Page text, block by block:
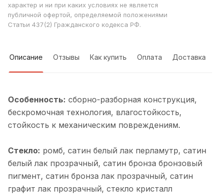
характер и ни при каких условиях не является
публичной офертой, определяемой положениями
Статьи 437(2) Гражданского кодекса РФ.
Описание Отзывы Как купить Оплата Доставка
Особенность: cборно-разборная конструкция,
бескромочная технология, влагостойкость,
стойкость к механическим повреждениям.
Стекло: ромб, cатин белый лак перламутр, cатин
белый лак прозрачный, cатин бронза бронзовый
пигмент, cатин бронза лак прозрачный, cатин
графит лак прозрачный, cтекло кристалл